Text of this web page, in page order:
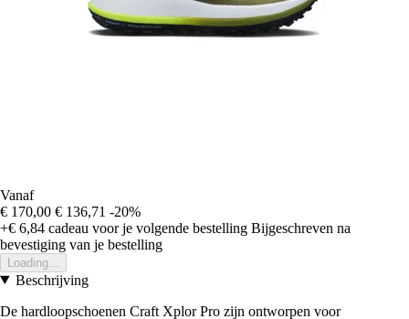
Vanaf
€ 170,00 € 136,71 -20%
+€ 6,84 cadeau voor je volgende bestelling Bijgeschreven na
bevestiging van je bestelling
Loading...
Beschrijving
De hardloopschoenen Craft Xplor Pro zijn ontworpen voor